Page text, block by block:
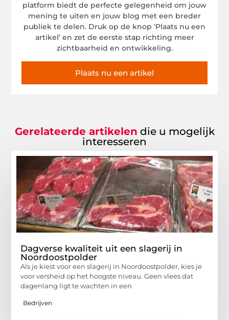
platform biedt de perfecte gelegenheid om jouw
mening te uiten en jouw blog met een breder
publiek te delen. Druk op de knop ‘Plaats nu een
artikel’ en zet de eerste stap richting meer
zichtbaarheid en ontwikkeling.
Plaats nu een artikel
Gerelateerde artikelen die u mogelijk
interesseren
Dagverse kwaliteit uit een slagerij in
Noordoostpolder
Als je kiest voor een slagerij in Noordoostpolder, kies je
voor versheid op het hoogste niveau. Geen vlees dat
dagenlang ligt te wachten in een
Bedrijven